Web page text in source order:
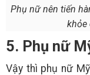
Phụ nữ nên tiến
khỏe
5. Phụ nữ
Vậy thì phụ nữ